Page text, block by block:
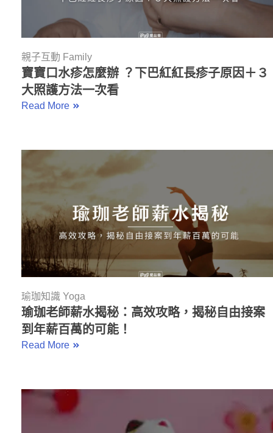
親子互動 Family
寶寶口水疹怎麼辦 ？下巴紅紅長疹子原因＋３
大照護方法一次看
Read More
瑜珈知識 Yoga
瑜珈老師薪水揭秘：高效攻略，揭秘自由接案
到年薪百萬的可能！
Read More